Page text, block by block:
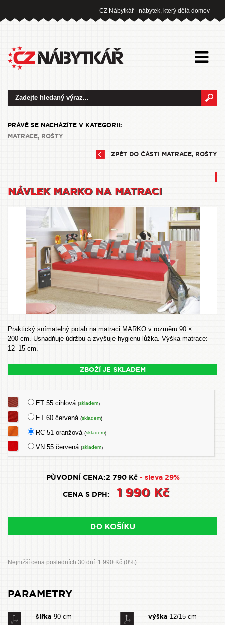
CZ Nábytkář - nábytek, který dělá domov
PRÁVĚ SE NACHÁZÍTE V KATEGORII:
MATRACE, ROŠTY
ZPĚT DO ČÁSTI MATRACE, ROŠTY
NÁVLEK MARKO NA MATRACI
Praktický snímatelný potah na matraci MARKO v rozměru 90 ×
200 cm. Usnadňuje údržbu a zvyšuje hygienu lůžka. Výška matrace:
12–15 cm.
ZBOŽÍ JE SKLADEM
ET 55 cihlová(skladem)
ET 60 červená(skladem)
RC 51 oranžová(skladem)
VN 55 červená(skladem)
PŮVODNÍ CENA:2 790 Kč - sleva 29%
CENA S DPH:
1 990 Kč
Nejnižší cena posledních 30 dní: 1 990 Kč (0%)
PARAMETRY
šířka 90 cm výška 12/15 cm